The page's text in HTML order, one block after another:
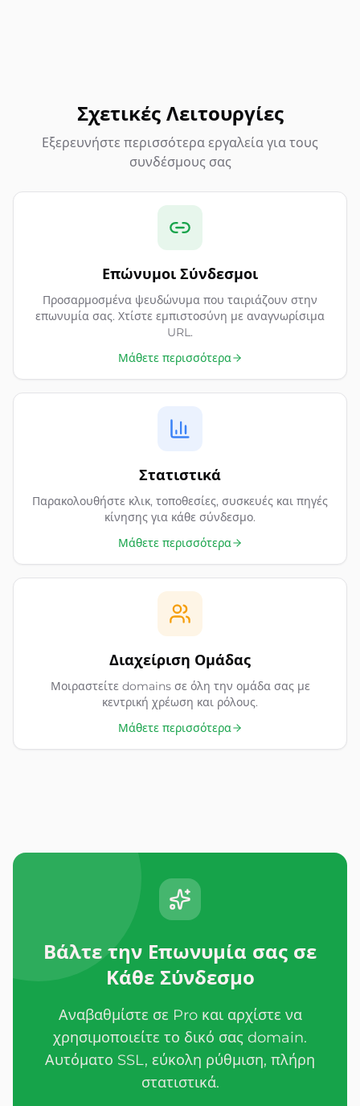
Σχετικές Λειτουργίες
Εξερευνήστε περισσότερα εργαλεία για τους
συνδέσμους σας
Επώνυμοι Σύνδεσμοι
Προσαρμοσμένα ψευδώνυμα που ταιριάζουν στην
επωνυμία σας. Χτίστε εμπιστοσύνη με αναγνωρίσιμα
URL.
Μάθετε περισσότερα
Στατιστικά
Παρακολουθήστε κλικ, τοποθεσίες, συσκευές και πηγές
κίνησης για κάθε σύνδεσμο.
Μάθετε περισσότερα
Διαχείριση Ομάδας
Μοιραστείτε domains σε όλη την ομάδα σας με
κεντρική χρέωση και ρόλους.
Μάθετε περισσότερα
Βάλτε την Επωνυμία σας σε
Κάθε Σύνδεσμο
Αναβαθμίστε σε Pro και αρχίστε να
χρησιμοποιείτε το δικό σας domain.
Αυτόματο SSL, εύκολη ρύθμιση, πλήρη
στατιστικά.